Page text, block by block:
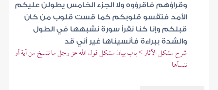
وقراؤهم فاقرؤوه ولا الجزء الخامس يطولن عليكم
الأمد فتقسو قلوبكم كما قست قلوب من كان
قبلكم وإنا كنا نقرأ سورة نشبهها في الطول
والشدة ببراءة فأنسيناها غير أني قد
شرح مشكل الآثار > باب بيان مشكل قول الله عز وجل ما ننسخ من آية أو
ننسأها